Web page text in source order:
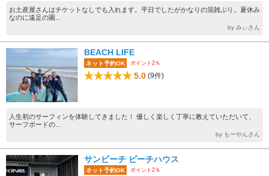
お土産屋さんはチケットなしでも入れます。平日でしたがかなりの混雑ぶり。夏休み
なのに遠足の園...
by みぃさん
BEACH LIFE
ネット予約OK ポイント2％
5.0 (9件)
人生初のサーフィンを体験してきました！ 優しく楽しく丁寧に教えていただいて、
サーフボードの...
by もーやんさん
サンビーチ ビーチハウス
ネット予約OK ポイント2％